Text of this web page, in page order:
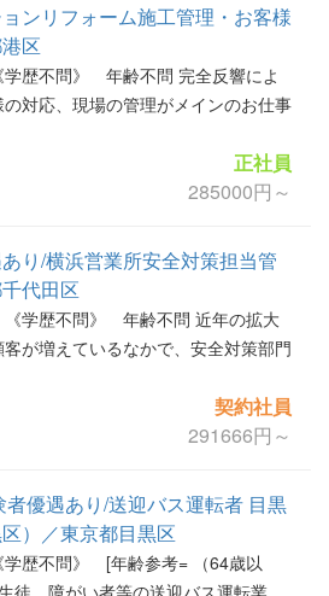
ンリフォーム施工管理・お客様
区
歴不問》 年齢不問 完全反響によ
対応、現場の管理がメインのお仕事
正社員
285000円～
り/横浜営業所安全対策担当管
代田区
《学歴不問》 年齢不問 近年の拡大
が増えているなかで、安全対策部門
契約社員
291666円～
優遇あり/送迎バス運転者 目黒
）／東京都目黒区
歴不問》 [年齢参考= （64歳以
、障がい者等の送迎バス運転業 . .